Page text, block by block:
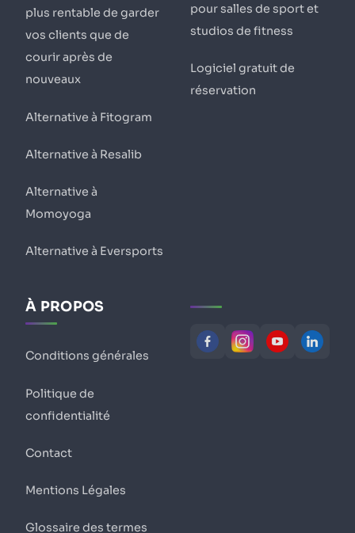
plus rentable de garder
vos clients que de
courir après de
nouveaux
Alternative à Fitogram
Alternative à Resalib
Alternative à
Momoyoga
Alternative à Eversports
pour salles de sport et
studios de fitness
Logiciel gratuit de
réservation
À PROPOS
Conditions générales
Politique de
confidentialité
Contact
Mentions Légales
Glossaire des termes